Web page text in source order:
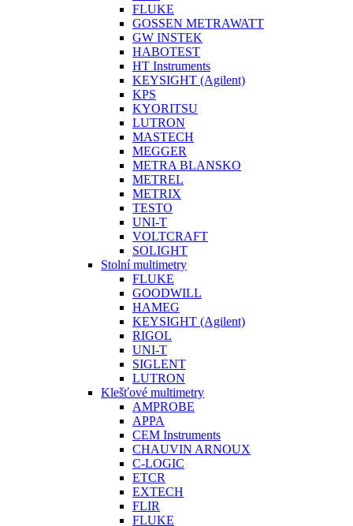
FLUKE
GOSSEN METRAWATT
GW INSTEK
HABOTEST
HT Instruments
KEYSIGHT (Agilent)
KPS
KYORITSU
LUTRON
MASTECH
MEGGER
METRA BLANSKO
METREL
METRIX
TESTO
UNI-T
VOLTCRAFT
SOLIGHT
Stolní multimetry
FLUKE
GOODWILL
HAMEG
KEYSIGHT (Agilent)
RIGOL
UNI-T
SIGLENT
LUTRON
Klešťové multimetry
AMPROBE
APPA
CEM Instruments
CHAUVIN ARNOUX
C-LOGIC
ETCR
EXTECH
FLIR
FLUKE